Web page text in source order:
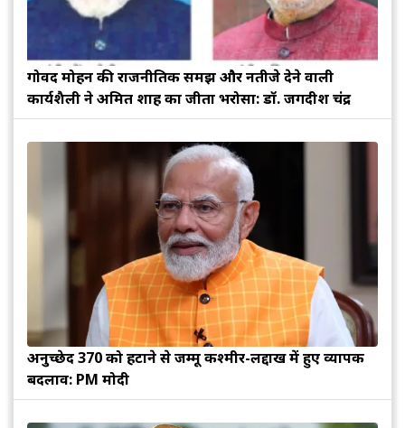
गोविंद मोहन की राजनीतिक समझ और नतीजे देने वाली
कार्यशैली ने अमित शाह का जीता भरोसा: डॉ. जगदीश चंद्र
अनुच्छेद 370 को हटाने से जम्मू कश्मीर-लद्दाख में हुए व्यापक
बदलाव: PM मोदी